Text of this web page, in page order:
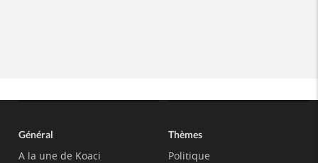
Général
A la une de Koaci
Thèmes
Politique